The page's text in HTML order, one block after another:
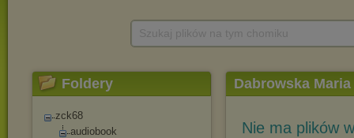
Foldery
zck68
audiobook
Dabrowska
Nie ma plików